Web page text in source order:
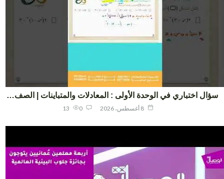
اختباري في الوحدة الأولى : المعادلات والمتباينات | الصف…
13